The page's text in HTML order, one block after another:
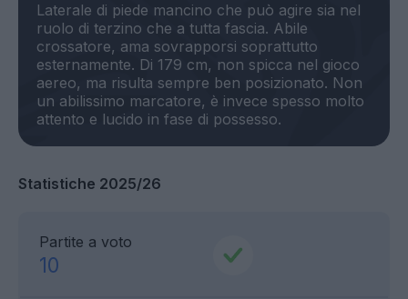
Laterale di piede mancino che può agire sia nel
ruolo di terzino che a tutta fascia. Abile
crossatore, ama sovrapporsi soprattutto
esternamente. Di 179 cm, non spicca nel gioco
aereo, ma risulta sempre ben posizionato. Non
un abilissimo marcatore, è invece spesso molto
Statistiche 2025/26
Partite a voto
10